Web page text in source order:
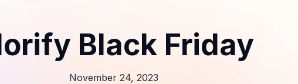
Black Friday
November 24, 2023